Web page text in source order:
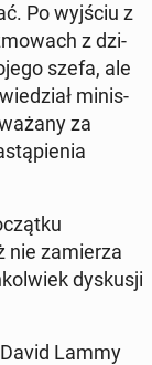
Po wyjściu z
z dzi­
szefa, ale
min­is­
za
nie za­mierza
dyskusji
Lammy